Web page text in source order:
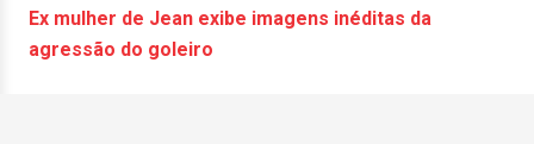
Ex mulher de Jean exibe imagens inéditas da
agressão do goleiro